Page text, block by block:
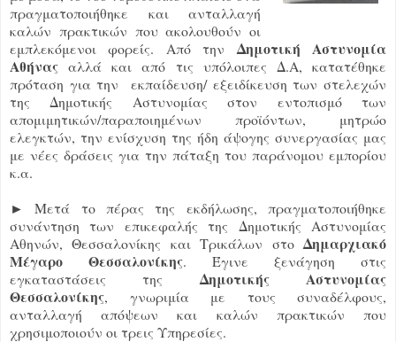
πραγματοποιήθηκε και ανταλλαγή
καλών πρακτικών που ακολουθούν οι
εμπλεκόμενοι φορείς. Από την Δημοτική Αστυνομία
Αθήνας αλλά και από τις υπόλοιπες Δ.Α, κατατέθηκε
πρόταση για την εκπαίδευση/ εξειδίκευση των στελεχών
της Δημοτικής Αστυνομίας στον εντοπισμό των
απομιμητικών/παραποιημένων προϊόντων, μητρώο
ελεγκτών, την ενίσχυση της ήδη άψογης συνεργασίας μας
με νέες δράσεις για την πάταξη του παράνομου εμπορίου
κ.α.
► Μετά το πέρας της εκδήλωσης, πραγματοποιήθηκε
συνάντηση των επικεφαλής της Δημοτικής Αστυνομίας
Αθηνών, Θεσσαλονίκης και Τρικάλων στο Δημαρχιακό
Μέγαρο Θεσσαλονίκης. Έγινε ξενάγηση στις
εγκαταστάσεις της Δημοτικής Αστυνομίας
Θεσσαλονίκης, γνωριμία με τους συναδέλφους,
ανταλλαγή απόψεων και καλών πρακτικών που
χρησιμοποιούν οι τρεις Υπηρεσίες.